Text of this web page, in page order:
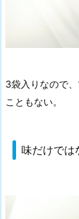
3袋入りなので
こともない。
味だけでは